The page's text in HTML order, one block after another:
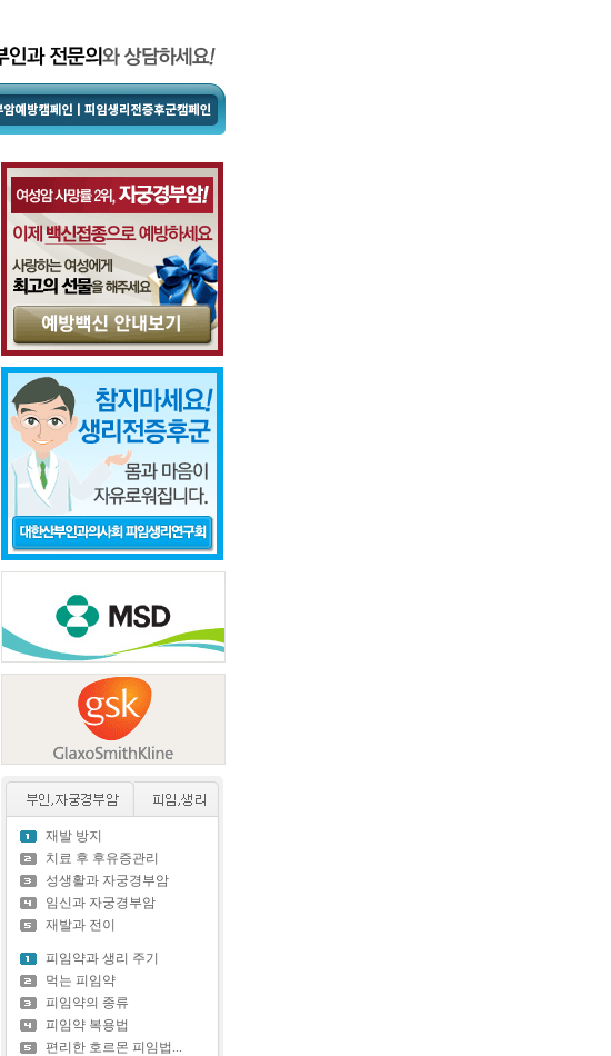
재발 방지
치료 후 후유증관리
성생활과 자궁경부암
임신과 자궁경부암
재발과 전이
피임약과 생리 주기
먹는 피임약
피임약의 종류
피임약 복용법
편리한 호르몬 피임법...